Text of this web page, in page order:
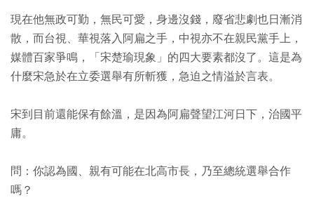
現在他無政可勤，無民可愛，身邊沒錢，廢省悲劇也日漸消
散，而台視、華視落入阿扁之手，中視亦不在親民黨手上，
媒體百家爭鳴，「宋楚瑜現象」的四大要素都沒了。這是為
什麼宋急於在立委選舉有所斬獲，急迫之情溢於言表。
宋到目前還能保有餘溫，是因為阿扁聲望江河日下，治國平
庸。
問：你認為國、親有可能在北高市長，乃至總統選舉合作
嗎？